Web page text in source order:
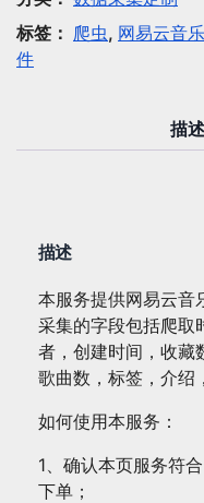
网
易
云
歌
标签： 爬虫, 网易云音乐
件
描述
描述
本服务提供网易云音
采集的字段包括爬取
者，创建时间，收藏
歌曲数，标签，介绍
如何使用本服务：
1、确认本页服务符
下单；